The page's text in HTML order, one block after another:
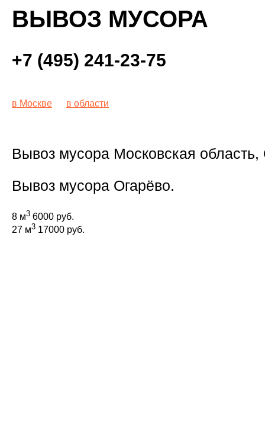
ВЫВОЗ МУСОРА
+7 (495) 241-23-75
в Москве в области
Вывоз мусора Московская
Вывоз мусора Огарёво.
8 м3 6000 руб.
27 м3 17000 руб.